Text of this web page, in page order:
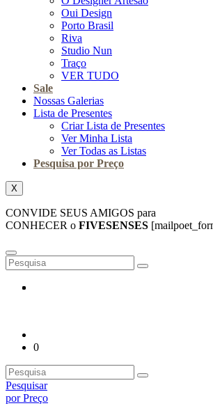
Oui Design
Porto Brasil
Riva
Studio Nun
Traço
VER TUDO
Sale
Nossas Galerias
Lista de Presentes
Criar Lista de Presentes
Ver Minha Lista
Ver Todas as Listas
Pesquisa por Preço
X
CONVIDE SEUS AMIGOS para
CONHECER o FIVESENSES
0
Pesquisar
por Preço